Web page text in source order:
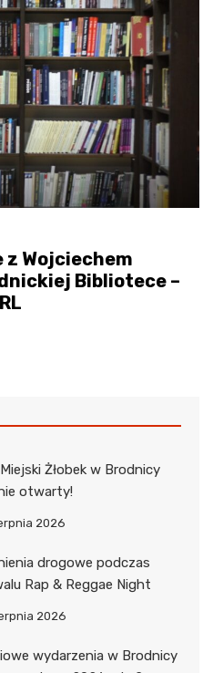
Wojciechem
Bibliotece –
Żłobek w Brodnicy
otwarty!
2026
drogowe podczas
Rap & Reggae Night
2026
wydarzenia w Brodnicy